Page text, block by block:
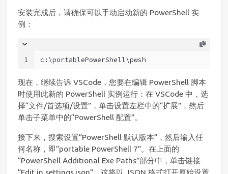
安装完成后，请确保可以手动启动新的 PowerShell 实
例：
1 c:\portablePowerShell\pwsh
现在，继续告诉 VSCode，您要在编辑 PowerShell 脚本
时使用此新的 PowerShell 实例运行：在 VSCode 中，选
择“文件/首选项/设置”，单击设置左栏中的“扩展”，然后
单击子菜单中的“PowerShell 配置”。
接下来，搜索设置“PowerShell 默认版本”，然后输入任
何名称，即“portable PowerShell 7”。在上面的
“PowerShell Additional Exe Paths”部分中，单击链接
“Edit in settings.json”。这将以 JSON 格式打开原始设置